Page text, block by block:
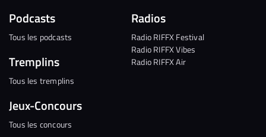
Podcasts
Tous les podcasts
Tremplins
Tous les tremplins
Jeux-Concours
Tous les concours
Radios
Radio RIFFX Festival
Radio RIFFX Vibes
Radio RIFFX Air